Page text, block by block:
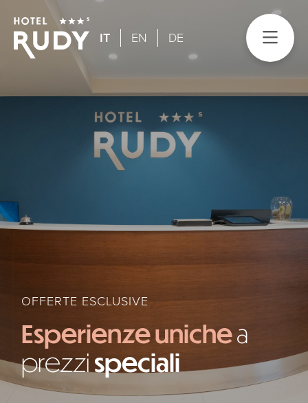
IT EN DE
OFFERTE ESCLUSIVE
Esperienze unichea
prezzi speciali